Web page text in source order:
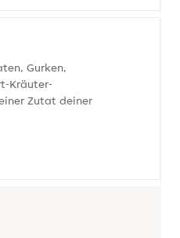
Gurken,
Kräuter-
Zutat deiner